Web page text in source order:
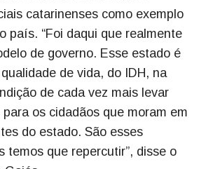
catarinenses como exemplo
país. “Foi daqui que realmente
de governo. Esse estado é
de vida, do IDH, na
de cada vez mais levar
os cidadãos que moram em
do estado. São esses
temos que repercutir”, disse o